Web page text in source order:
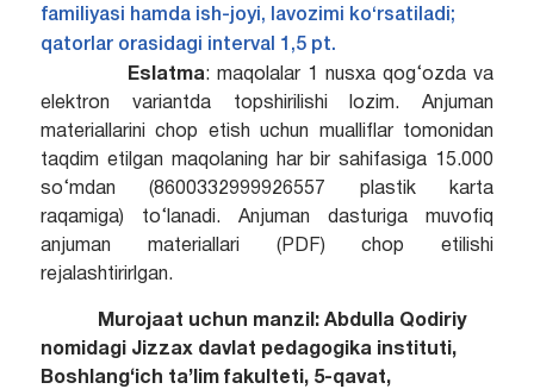
familiyasi hamda ish-joyi, lavozimi ko‘rsatiladi;
qatorlar orasidagi interval 1,5 pt.
Eslatma: maqolalar 1 nusxa qog‘ozda va
elektron variantda topshirilishi lozim. Anjuman
materiallarini chop etish uchun mualliflar tomonidan
taqdim etilgan maqolaning har bir sahifasiga 15.000
so‘mdan (8600332999926557 plastik karta
raqamiga) to‘lanadi. Anjuman dasturiga muvofiq
anjuman materiallari (PDF) chop etilishi
rejalashtirirlgan.
Murojaat uchun manzil: Abdulla Qodiriy
nomidagi Jizzax davlat pedagogika instituti,
Boshlang‘ich ta’lim fakulteti, 5-qavat,